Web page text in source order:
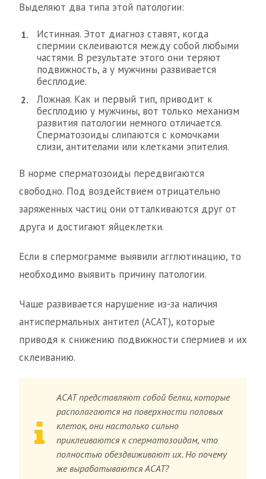
Выделяют два типа этой патологии:
Истинная. Этот диагноз ставят, когда
спермии склеиваются между собой любыми
частями. В результате этого они теряют
подвижность, а у мужчины развивается
бесплодие.
Ложная. Как и первый тип, приводит к
бесплодию у мужчины, вот только механизм
развития патологии немного отличается.
Сперматозоиды слипаются с комочками
слизи, антителами или клетками эпителия.
В норме сперматозоиды передвигаются
свободно. Под воздействием отрицательно
заряженных частиц они отталкиваются друг от
друга и достигают яйцеклетки.
Если в спермограмме выявили агглютинацию, то
необходимо выявить причину патологии.
Чаще развивается нарушение из-за наличия
антиспермальных антител (АСАТ), которые
приводя к снижению подвижности спермиев и их
склеиванию.
АСАТ представляют собой белки, которые
располагаются на поверхности половых
клеток, они настолько сильно
приклеиваются к сперматозоидам, что
полностью обездвиживают их. Но почему
же вырабатываются АСАТ?